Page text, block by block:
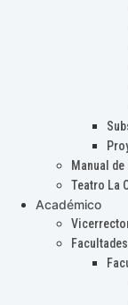
Manual
Teatro La
Académico
Facultades